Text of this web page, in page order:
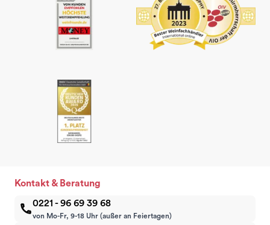
Kontakt & Beratung
0221 - 96 69 39 68
von Mo-Fr, 9-18 Uhr (außer an Feiertagen)